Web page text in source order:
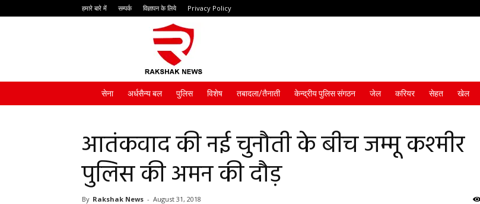
हमारे बारे में सम्पर्क विज्ञापन के लिये Privacy Policy
सेना अर्धसैन्य बल पुलिस विशेष तबादला/तैनाती केन्द्रीय पुलिस संगठन जेल करियर सेहत खेल
आतंकवाद की नई चुनौती के बीच जम्मू कश्मीर
पुलिस की अमन की दौड़
By Rakshak News - August 31, 2018